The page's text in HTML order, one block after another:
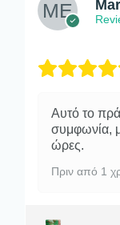
Αυτό το
συμφωνία,
ώρες.
Πριν από 1